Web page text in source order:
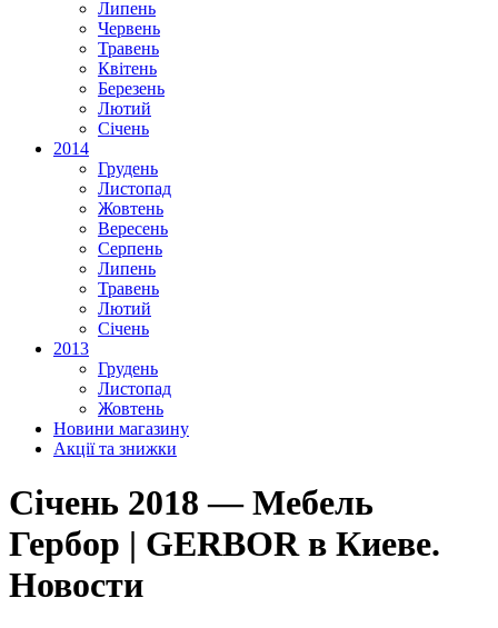
Липень
Червень
Травень
Квітень
Березень
Лютий
Січень
2014
Грудень
Листопад
Жовтень
Вересень
Серпень
Липень
Травень
Лютий
Січень
2013
Грудень
Листопад
Жовтень
Новини магазину
Акції та знижки
Січень 2018 — Мебель
Гербор | GERBOR в Киеве.
Новости